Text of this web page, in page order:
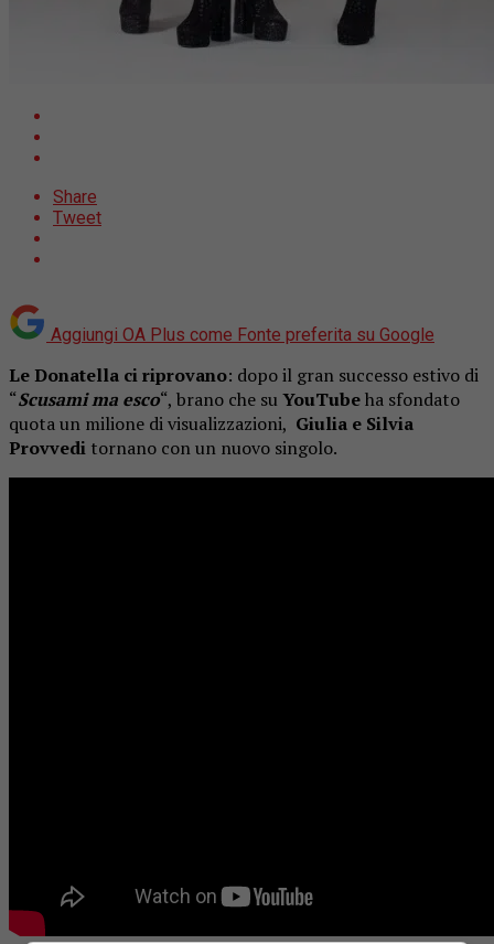
Share
Tweet
Aggiungi OA Plus come Fonte preferita su Google
Le Donatella ci riprovano: dopo il gran successo estivo di
“Scusami ma esco“, brano che su YouTubeha sfondato
quota un milione di visualizzazioni, Giulia e Silvia
Provvedi tornano con un nuovo singolo.